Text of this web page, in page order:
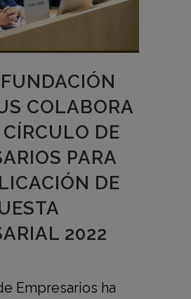
FUNDACIÓN
COLABORA
DE
PARA
DE
2022
Empresarios ha